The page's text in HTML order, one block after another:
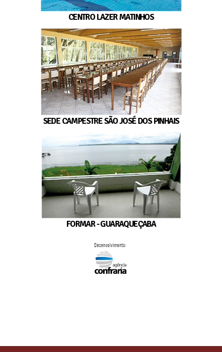
CENTRO LAZER MATINHOS
SEDE CAMPESTRE SÃO JOSÉ DOS PINHAIS
FORMAR - GUARAQUEÇABA